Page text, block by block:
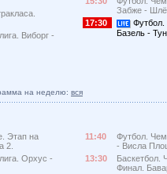
Виборг -
Забже -
17:30
Футбол.
Базель -
на неделю: вся
Этап на
2.
Орхус -
11:40
Футбол.
- Висла
13:30
Баскетбол.
Финал.